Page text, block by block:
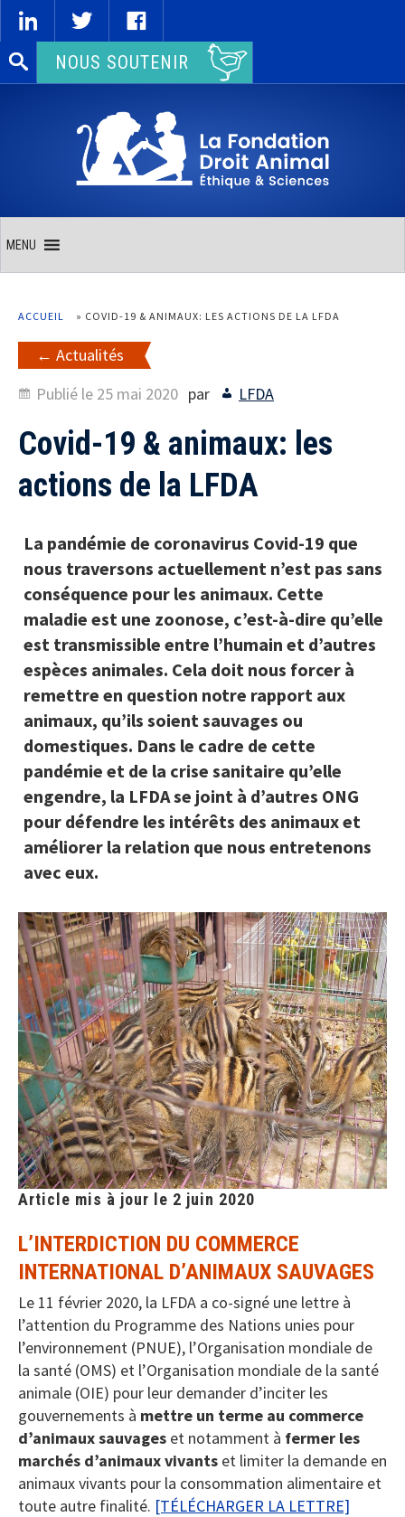
Rechercher :NOUS SOUTENIR
MENU
ACCUEIL » COVID-19 & ANIMAUX: LES ACTIONS DE LA LFDA
Actualités
Publié le 25 mai 2020 par LFDA
Covid-19 & animaux: les
actions de la LFDA
La pandémie de coronavirus Covid-19 que
nous traversons actuellement n’est pas sans
conséquence pour les animaux. Cette
maladie est une zoonose, c’est-à-dire qu’elle
est transmissible entre l’humain et d’autres
espèces animales. Cela doit nous forcer à
remettre en question notre rapport aux
animaux, qu’ils soient sauvages ou
domestiques. Dans le cadre de cette
pandémie et de la crise sanitaire qu’elle
engendre, la LFDA se joint à d’autres ONG
pour défendre les intérêts des animaux et
améliorer la relation que nous entretenons
avec eux.
Article mis à jour le 2 juin 2020
L’INTERDICTION DU COMMERCE
INTERNATIONAL D’ANIMAUX SAUVAGES
Le 11 février 2020, la LFDA a co-signé une lettre à
l’attention du Programme des Nations unies pour
l’environnement (PNUE), l’Organisation mondiale de
la santé (OMS) et l’Organisation mondiale de la santé
animale (OIE) pour leur demander d’inciter les
gouvernements à mettre un terme au commerce
d’animaux sauvages et notamment à fermer les
marchés d’animaux vivants et limiter la demande en
animaux vivants pour la consommation alimentaire et
toute autre finalité. [TÉLÉCHARGER LA LETTRE]